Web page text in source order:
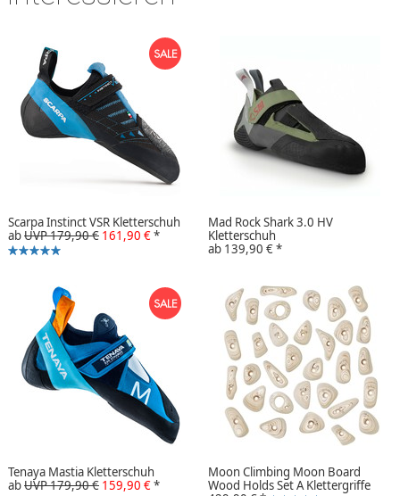
Scarpa Instinct VSR Kletterschuh
abUVP 179,90 € 161,90 €*
Mad Rock Shark 3.0 HV
Kletterschuh
ab 139,90 €*
Tenaya Mastia Kletterschuh
abUVP 179,90 € 159,90 €*
Moon Climbing Moon Board
Wood Holds Set A Klettergriffe